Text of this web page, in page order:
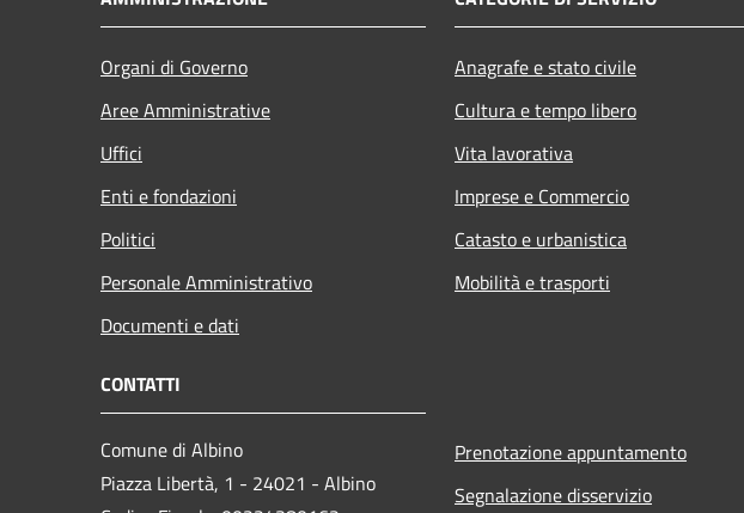
Organi di Governo
Aree Amministrative
Uffici
Enti e fondazioni
Politici
Personale Amministrativo
Documenti e dati
Anagrafe e stato civile
Cultura e tempo libero
Vita lavorativa
Imprese e Commercio
Catasto e urbanistica
Mobilità e trasporti
CONTATTI
Comune di Albino
Piazza Libertà, 1 - 24021 - Albino
Prenotazione appuntamento
Segnalazione disservizio